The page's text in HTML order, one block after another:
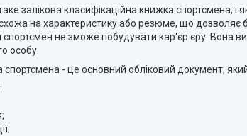
залікова класифікаційна книжка спортсмена,
на характеристику або резюме, що
не зможе побудувати кар'єр єру. Вона
особу.
- це основний обліковий документ, який